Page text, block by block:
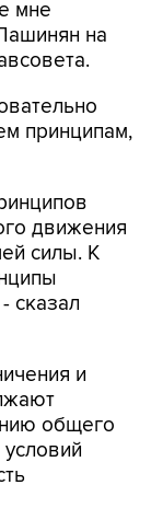
мне
на
принципам,
движения
силы. К
сказал
и
общего